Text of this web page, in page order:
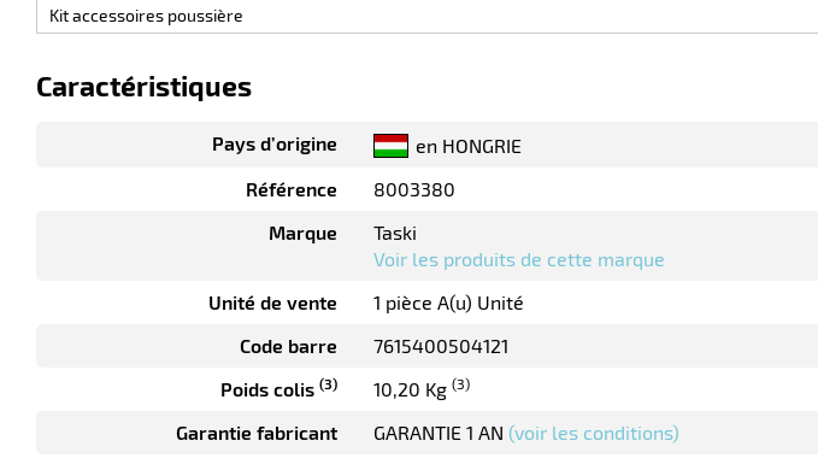
Kit accessoires poussière
Caractéristiques
Pays d’origine
en HONGRIE
Référence
8003380
Marque
Taski
Voir les produits de cette marque
Unité de vente
1 pièce A(u) Unité
Code barre
7615400504121
Poids colis (3) 10,20 Kg (3)
Garantie fabricant GARANTIE 1 AN (voir les conditions)